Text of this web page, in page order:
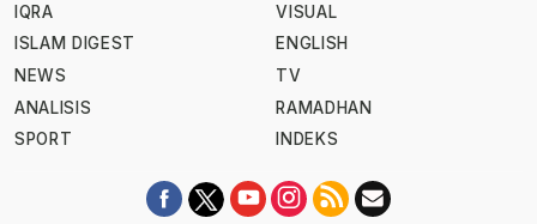
IQRA
ISLAM DIGEST
NEWS
ANALISIS
SPORT
VISUAL
ENGLISH
TV
RAMADHAN
INDEKS